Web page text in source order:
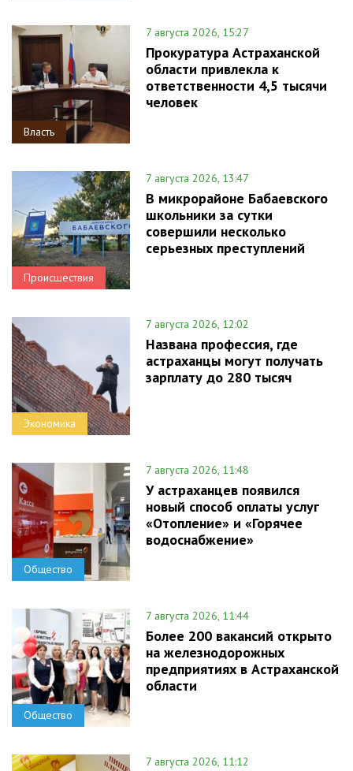
Власть
7 августа 2026, 15:27
Прокуратура Астраханской
области привлекла к
ответственности 4,5 тысячи
человек
Происшествия
7 августа 2026, 13:47
В микрорайоне Бабаевского
школьники за сутки
совершили несколько
серьезных преступлений
Экономика
7 августа 2026, 12:02
Названа профессия, где
астраханцы могут получать
зарплату до 280 тысяч
Общество
7 августа 2026, 11:48
У астраханцев появился
новый способ оплаты услуг
«Отопление» и «Горячее
водоснабжение»
Общество
7 августа 2026, 11:44
Более 200 вакансий открыто
на железнодорожных
предприятиях в Астраханской
области
7 августа 2026, 11:12